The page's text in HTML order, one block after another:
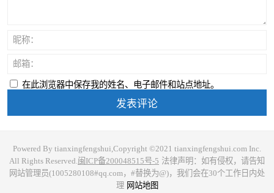
昵称：
邮箱：
在此浏览器中保存我的姓名、电子邮件和站点地址。
Powered By tianxingfengshui,Copyright ©2021 tianxingfengshui.com Inc.
All Rights Reserved.闽ICP备200048515号-5 法律声明：如有侵权，请告知
网站管理员(1005280108#qq.com，#替换为@)，我们会在30个工作日内处
理 网站地图